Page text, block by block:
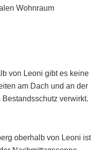
Wohnraum
von Leoni gibt es keine
am Dach und an der
verwirkt.
oberhalb von Leoni ist